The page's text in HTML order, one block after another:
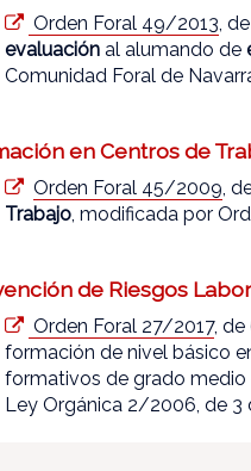
Orden Foral 49/2013,
evaluación al alumando de
Comunidad Foral de
en Centros de
Orden Foral 45/2009,
Trabajo, modificada por
de Riesgos
Orden Foral 27/2017,
formación de nivel básico
formativos de grado
Ley Orgánica 2/2006, de 3